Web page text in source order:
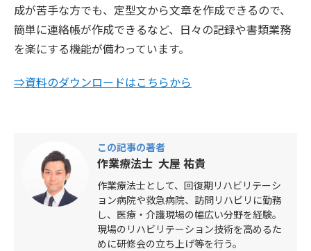
成が苦手な方でも、定型文から文章を作成できるので、
簡単に連絡帳が作成できるなど、日々の記録や書類業務
を楽にする機能が備わっています。
⇒資料のダウンロードはこちらから
この記事の著者
作業療法士 大屋 祐貴
作業療法士として、回復期リハビリテーシ
ョン病院や救急病院、訪問リハビリに勤務
し、医療・介護現場の幅広い分野を経験。
現場のリハビリテーション技術を高めるた
めに研修会の立ち上げ等を行う。